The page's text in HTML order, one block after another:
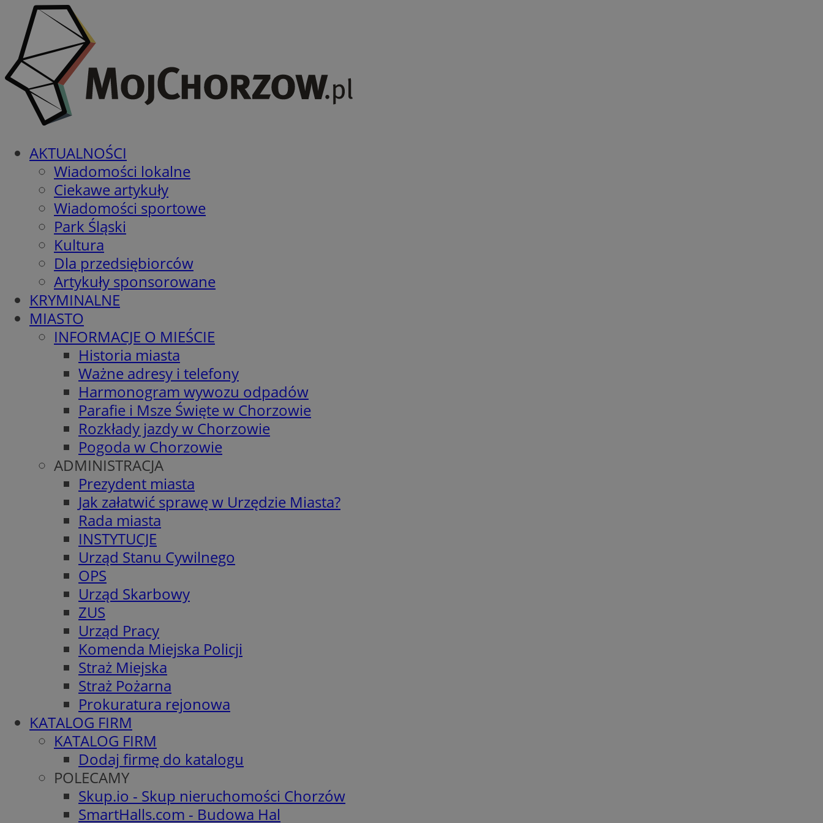
AKTUALNOŚCI
Wiadomości lokalne
Ciekawe artykuły
Wiadomości sportowe
Park Śląski
Kultura
Dla przedsiębiorców
Artykuły sponsorowane
KRYMINALNE
MIASTO
INFORMACJE O MIEŚCIE
Historia miasta
Ważne adresy i telefony
Harmonogram wywozu odpadów
Parafie i Msze Święte w Chorzowie
Rozkłady jazdy w Chorzowie
Pogoda w Chorzowie
ADMINISTRACJA
Prezydent miasta
Jak załatwić sprawę w Urzędzie Miasta?
Rada miasta
INSTYTUCJE
Urząd Stanu Cywilnego
OPS
Urząd Skarbowy
ZUS
Urząd Pracy
Komenda Miejska Policji
Straż Miejska
Straż Pożarna
Prokuratura rejonowa
KATALOG FIRM
KATALOG FIRM
Dodaj firmę do katalogu
POLECAMY
Skup.io - Skup nieruchomości Chorzów
SmartHalls.com - Budowa Hal